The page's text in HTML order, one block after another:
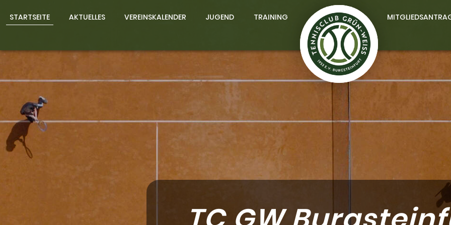
STARTSEITE AKTUELLES VEREINSKALENDER JUGEND TRAINING